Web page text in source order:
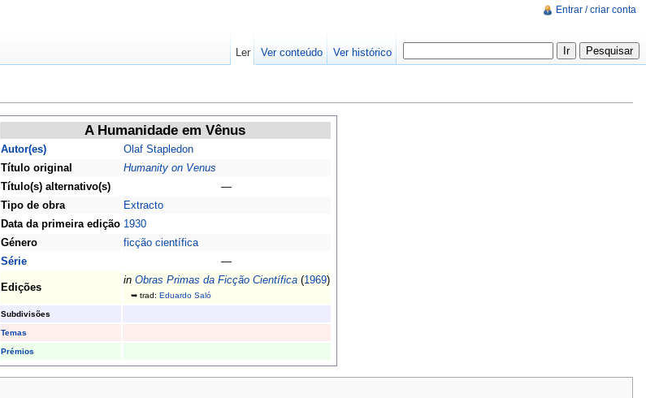
A Humanidade em Vênus
Autor(es)
Olaf Stapledon
Título original
Humanity on Venus
Título(s) alternativo(s)
—
Tipo de obra
Extracto
Data da primeira edição 1930
Género
ficção científica
Série
—
Edições
in Obras Primas da Ficção Científica(1969)
➥ trad: Eduardo Saló
Subdivisões
Temas
Prémios
Entrar / criar conta
Ler Ver conteúdo Ver histórico